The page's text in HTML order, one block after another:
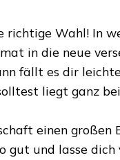
richtige Wahl! In
in die neue
fällt es dir
liegt ganz
einen großen
gut und lasse dich